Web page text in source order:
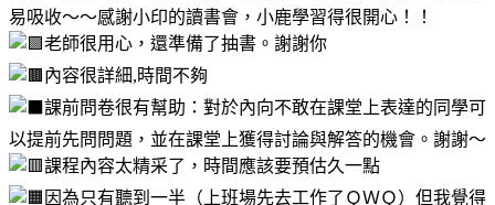
易吸收～～感謝小印的讀書會，小鹿學習得很開心！！
老師很用心，還準備了抽書。謝謝你
內容很詳細,時間不夠
課前問卷很有幫助：對於內向不敢在課堂上表達的同學可
以提前先問問題，並在課堂上獲得討論與解答的機會。謝謝～
課程內容太精采了，時間應該要預估久一點
因為只有聽到一半（上班場先去工作了ＱＷＱ）但我覺得